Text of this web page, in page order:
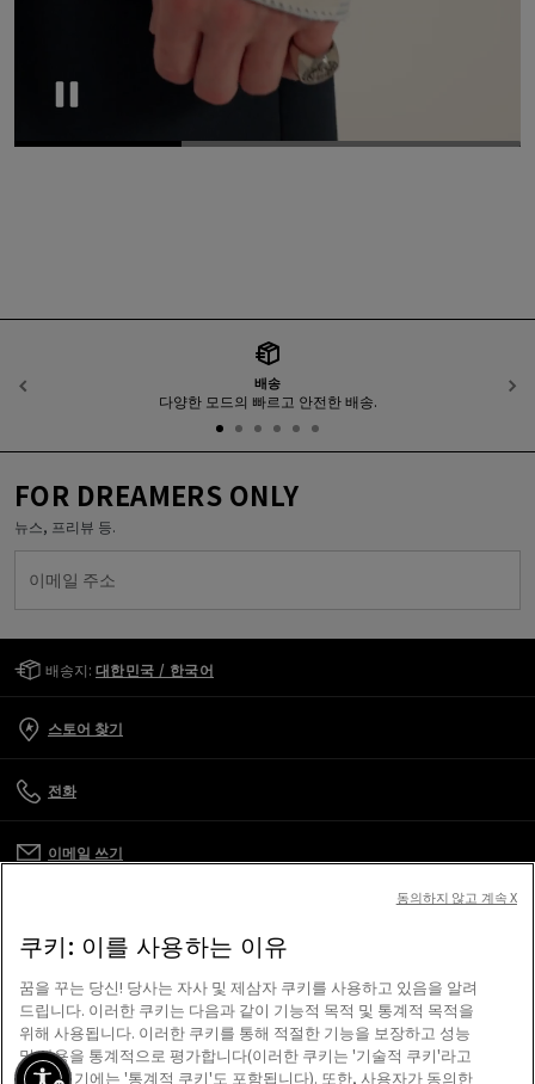
배송
다양한 모드의 빠르고 안전한 배송.
이전
FOR DREAMERS ONLY
뉴스, 프리뷰 등.
이메일 주소
배송지: 대한민국 / 한국어
스토어 찾기
전화
이메일 쓰기
이용 약관
쿠키: 이를 사용하는 이유
꿈을 꾸는 당신! 당사는 자사 및 제삼자 쿠키를 사용하고 있음을 알려
드립니다. 이러한 쿠키는 다음과 같이 기능적 목적 및 통계적 목적을
위해 사용됩니다. 이러한 쿠키를 통해 적절한 기능을 보장하고 성능
및 사용을 통계적으로 평가합니다(이러한 쿠키는 '기술적 쿠키'라고
하며, 여기에는 '통계적 쿠키'도 포함됩니다). 또한, 사용자가 동의한
동의하지 않고 계속 X